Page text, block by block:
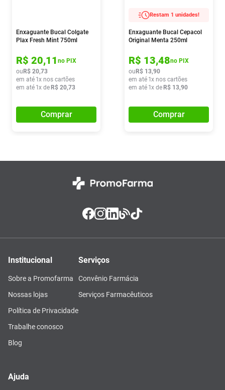
Enxaguante Bucal Colgate
Plax Fresh Mint 750ml
R$ 20,11 no PIX
ou R$ 20,73
em até 1x nos cartões
em até 1x de R$ 20,73
Comprar
Restam 1 unidades!
Enxaguante Bucal Cepacol
Original Menta 250ml
R$ 13,48no PIX
ou R$ 13,90
em até 1x nos cartões
em até 1x de R$ 13,90
Comprar
Institucional
Sobre a Promofarma
Nossas lojas
Política de Privacidade
Trabalhe conosco
Blog
Serviços
Convênio Farmácia
Serviços Farmacêuticos
Ajuda